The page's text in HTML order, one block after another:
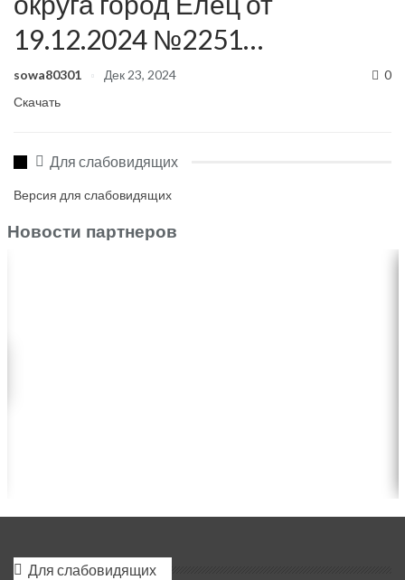
19.12.2024 №2251…
sowa80301 Дек 23, 2024
0
Скачать
Для слабовидящих
Версия для слабовидящих
Новости партнеров
Для слабовидящих